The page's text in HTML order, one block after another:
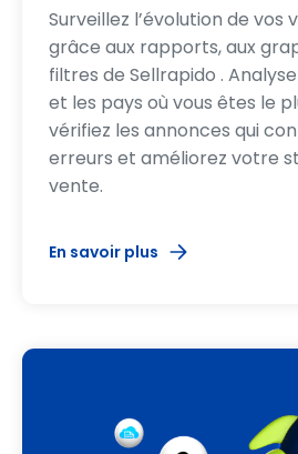
Surveillez l’évolution de vos
grâce aux rapports, aux
filtres de Sellrapido .
et les pays où vous êtes le
vérifiez les annonces qui
erreurs et améliorez votre
vente.
En savoir plus